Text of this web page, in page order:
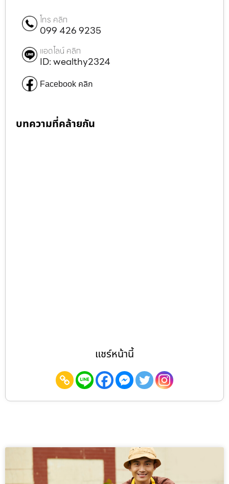
โทร คลิก
099 426 9235
แอดไลน์ คลิก
ID: wealthy2324
Facebook คลิก
บทความที่คล้ายกัน
แชร์หน้านี้